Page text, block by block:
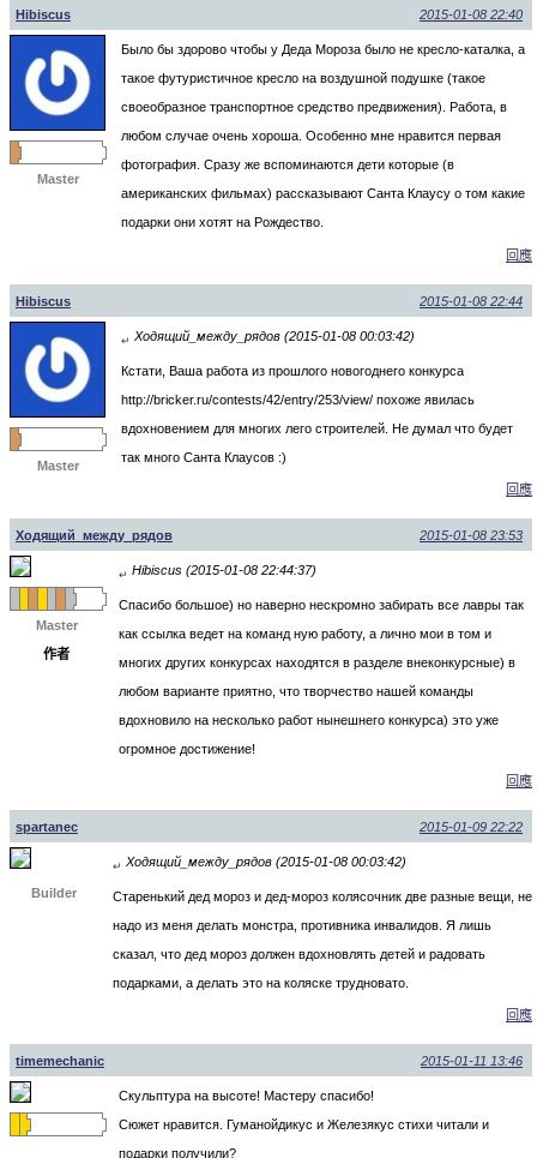
Hibiscus 2015-01-08 22:40
Master
Было бы здорово чтобы у Деда Мороза было не кресло-каталка, а
такое футуристичное кресло на воздушной подушке (такое
своеобразное транспортное средство предвижения). Работа, в
любом случае очень хороша. Особенно мне нравится первая
фотография. Сразу же вспоминаются дети которые (в
американских фильмах) рассказывают Санта Клаусу о том какие
подарки они хотят на Рождество.
回應
Hibiscus 2015-01-08 22:44
Master
↵ Ходящий_между_рядов (2015-01-08 00:03:42)
Кстати, Ваша работа из прошлого новогоднего конкурса
http://bricker.ru/contests/42/entry/253/view/ похоже явилась
вдохновением для многих лего строителей. Не думал что будет
так много Санта Клаусов :)
回應
Ходящий_между_рядов 2015-01-08 23:53
Master
作者
↵ Hibiscus (2015-01-08 22:44:37)
Спасибо большое) но наверно нескромно забирать все лавры так
как ссылка ведет на команд ную работу, а лично мои в том и
многих других конкурсах находятся в разделе внеконкурсные) в
любом варианте приятно, что творчество нашей команды
вдохновило на несколько работ нынешнего конкурса) это уже
огромное достижение!
回應
spartanec 2015-01-09 22:22
Builder
↵ Ходящий_между_рядов (2015-01-08 00:03:42)
Старенький дед мороз и дед-мороз колясочник две разные вещи, не
надо из меня делать монстра, противника инвалидов. Я лишь
сказал, что дед мороз должен вдохновлять детей и радовать
подарками, а делать это на коляске трудновато.
回應
timemechanic 2015-01-11 13:46
Скульптура на высоте! Мастеру спасибо!
Сюжет нравится. Гуманойдикус и Железякус стихи читали и
подарки получили?